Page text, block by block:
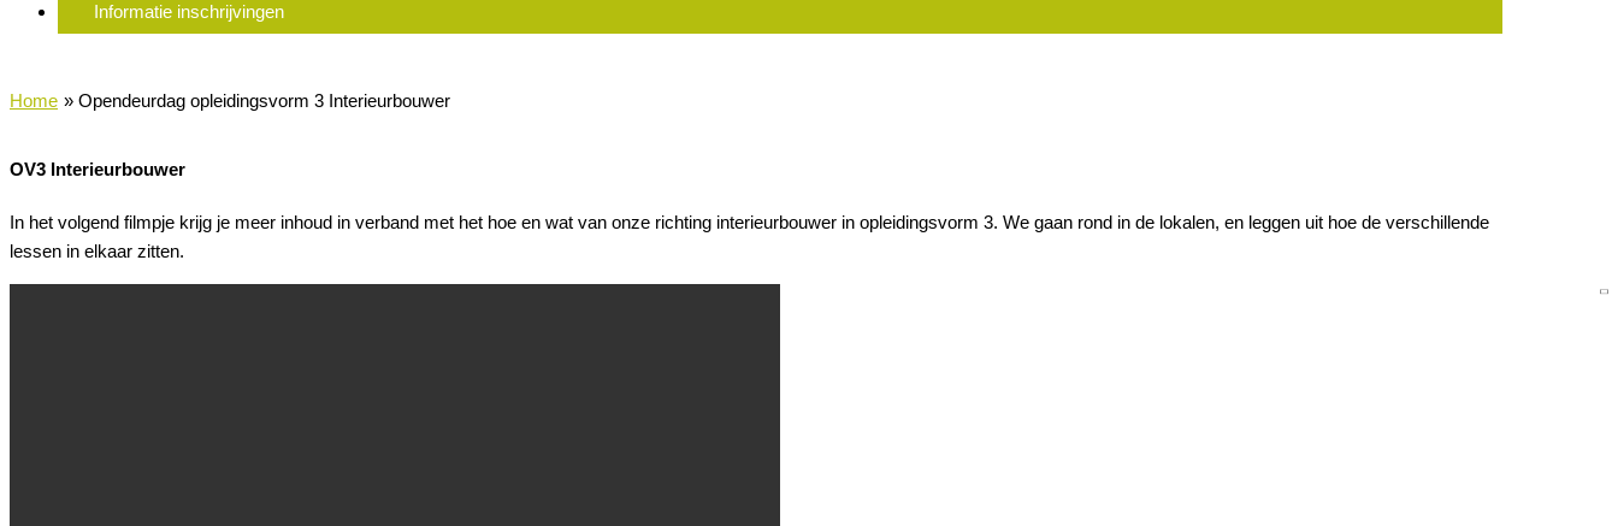
Informatie inschrijvingen
Home Opendeurdag opleidingsvorm 3 Interieurbouwer
OV3 Interieurbouwer
In het volgend filmpje krijg je meer inhoud in verband met het hoe en wat van onze richting interieurbouwer in opleidingsvorm 3. We gaan rond in de lokalen, en leggen uit hoe de verschillende
lessen in elkaar zitten.